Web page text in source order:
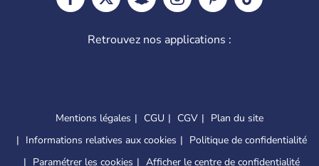
Retrouvez nos applications :
Mentions légales CGU CGV
Plan du site
Informations relatives aux cookies
Politique de confidentialité
Paramétrer les cookies
Afficher le centre de confidentialité